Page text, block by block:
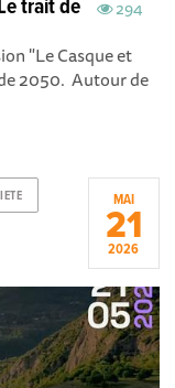
294
trait de
"Le Casque et
2050. Autour de
MAI
21
2026